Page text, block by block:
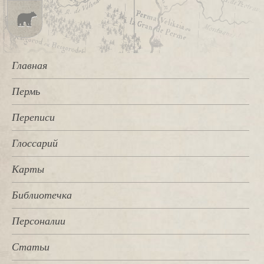
Главная
Пермь
Переписи
Глоссарий
Карты
Библиотечка
Персоналии
Статьи